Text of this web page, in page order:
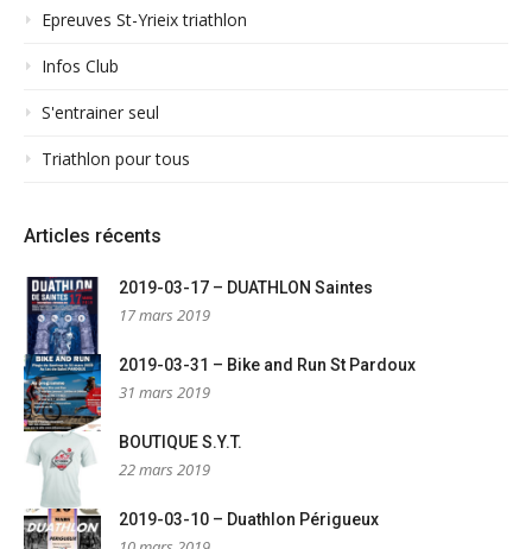
Epreuves St-Yrieix triathlon
Infos Club
S'entrainer seul
Triathlon pour tous
Articles récents
2019-03-17 – DUATHLON Saintes
17 mars 2019
2019-03-31 – Bike and Run St Pardoux
31 mars 2019
BOUTIQUE S.Y.T.
22 mars 2019
2019-03-10 – Duathlon Périgueux